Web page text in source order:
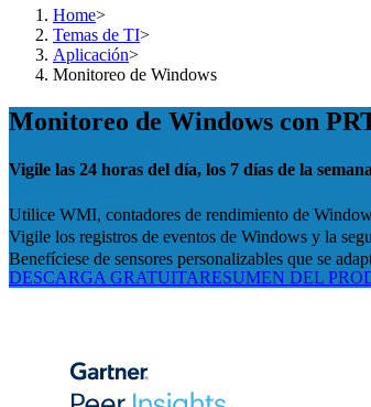
Home>
Temas de TI>
Aplicación>
Monitoreo de Windows
Monitoreo de Windows con
Vigile las 24 horas del día, los 7 días de la
Utilice WMI, contadores de rendimiento de
Vigile los registros de eventos de Windows y la
Benefíciese de sensores personalizables que se
DESCARGA GRATUITARESUMEN DEL